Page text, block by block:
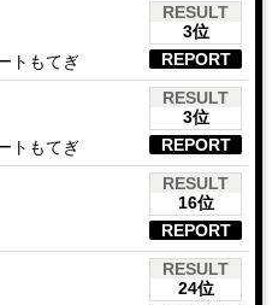
トもてぎ
RESULT
3位
REPORT
トもてぎ
RESULT
3位
REPORT
RESULT
16位
REPORT
RESULT
24位